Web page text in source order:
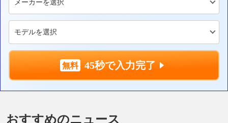
45秒で入力完了
おすすめのニュース